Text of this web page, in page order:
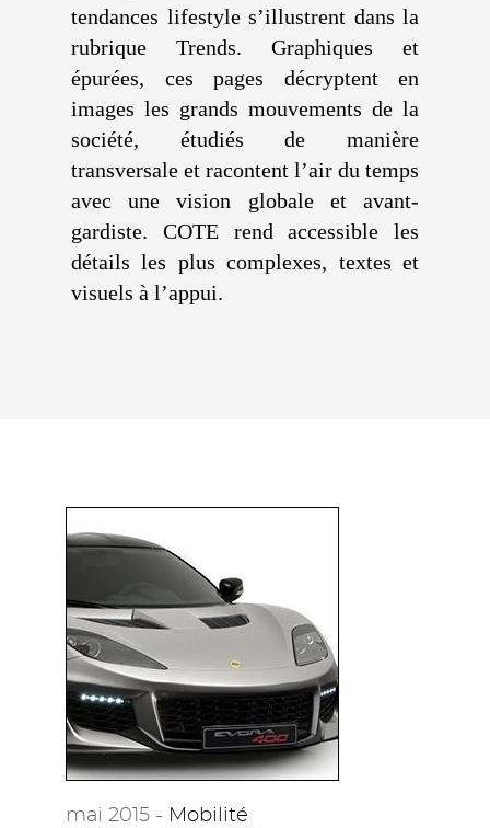
tendances lifestyle s’illustrent dans la
rubrique Trends. Graphiques et
épurées, ces pages décryptent en
images les grands mouvements de la
société, étudiés de manière
transversale et racontent l’air du temps
avec une vision globale et avant-
gardiste. COTE rend accessible les
détails les plus complexes, textes et
visuels à l’appui.
mai 2015 - Mobilité